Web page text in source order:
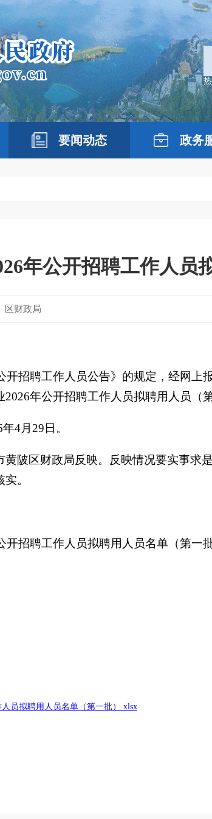
要闻动态 政务
年公开招聘工作人员
区财政局
开招聘工作人员公告》 的规定 ， 经网上
2026年公开招聘工作人员拟聘用人员（
年4月 29 日。
黄陂区财政局反映。 反映情况要实事求
。
开招聘工作人员拟聘用人员名单 （第一
员拟聘用人员名单（第一批）.xlsx